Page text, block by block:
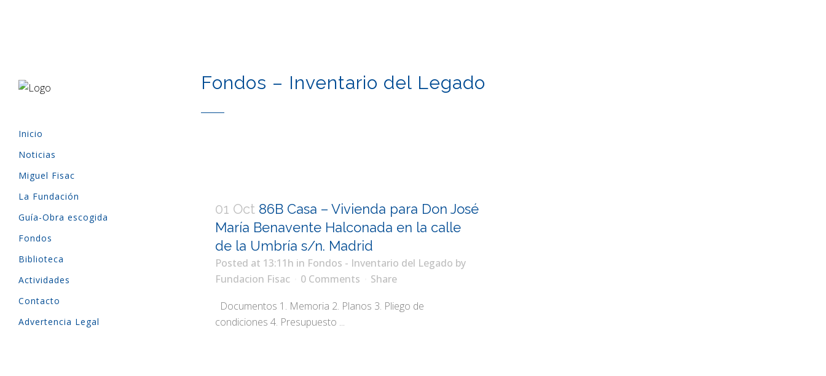
Inicio
Noticias
Miguel Fisac
La Fundación
Guía-Obra escogida
Fondos
Biblioteca
Actividades
Contacto
Advertencia Legal
Fondos – Inventario del Legado
01 Oct 86B Casa – Vivienda para Don José
María Benavente Halconada en la calle
de la Umbría s/n. Madrid
Posted at 13:11h in Fondos - Inventario del Legado by
Fundacion Fisac
0 Comments
Share
Documentos 1. Memoria 2. Planos 3. Pliego de
condiciones 4. Presupuesto ...